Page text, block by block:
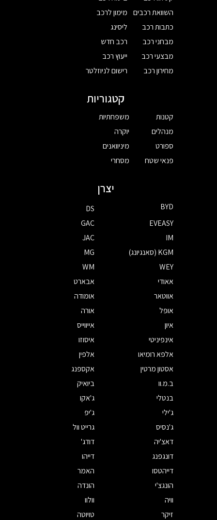
השוואת רכבים
כתבות רכב
מבחני רכב
מבצעי רכב
מחירון רכב
מימון לרכב
ליסינג
רכב חדש
ייעוץ רכב
רישום לניוזלטר
קטגוריות
קטנות
מנהלים
ספורט
פנאי שטח
משפחתיות
יוקרה
מיניוואנים
מסחרי
יצרן
BYD
DS
EVEASY
GAC
IM
JAC
KGM (סאנגיונג)
MG
WEY
WM
אאודי
אבארט
אווטאר
אומודה
אופל
אורה
איון
אייווייס
אינפיניטי
איסוזו
אלפא רומיאו
אלפין
אסטון מרטין
אקספנג
ב.מ.וו
ביואיק
בנטלי
ג'אקו
ג'ילי
ג'יפ
ג'נסיס
גרייט וול
דאצ'יה
דודג'
דונגפנג
דייהו
דייהטסו
האמר
הונגצ'י
הונדה
וויה
וולוו
זיקר
טויוטה